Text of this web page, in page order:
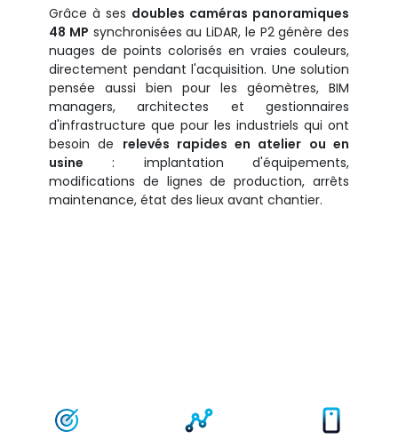
Grâce à ses doubles caméras panoramiques
48 MP synchronisées au LiDAR, le P2 génère des
nuages de points colorisés en vraies couleurs,
directement pendant l'acquisition. Une solution
pensée aussi bien pour les géomètres, BIM
managers, architectes et gestionnaires
d'infrastructure que pour les industriels qui ont
besoin de relevés rapides en atelier ou en
usine : implantation d'équipements,
modifications de lignes de production, arrêts
maintenance, état des lieux avant chantier.